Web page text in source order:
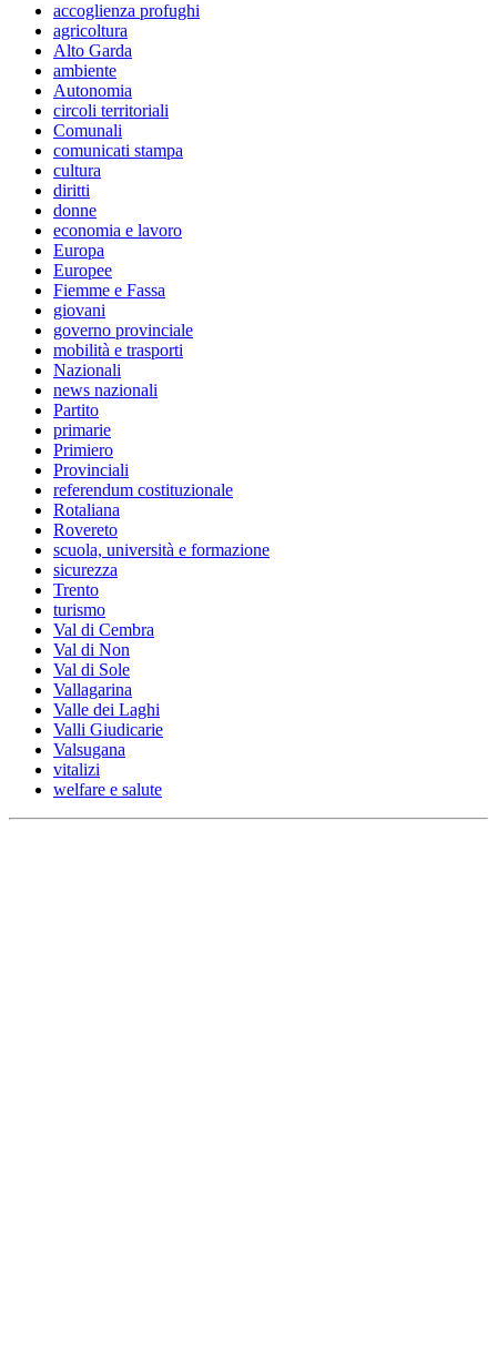
accoglienza profughi
agricoltura
Alto Garda
ambiente
Autonomia
circoli territoriali
Comunali
comunicati stampa
cultura
diritti
donne
economia e lavoro
Europa
Europee
Fiemme e Fassa
giovani
governo provinciale
mobilità e trasporti
Nazionali
news nazionali
Partito
primarie
Primiero
Provinciali
referendum costituzionale
Rotaliana
Rovereto
scuola, università e formazione
sicurezza
Trento
turismo
Val di Cembra
Val di Non
Val di Sole
Vallagarina
Valle dei Laghi
Valli Giudicarie
Valsugana
vitalizi
welfare e salute